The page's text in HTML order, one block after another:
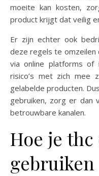
moeite kan kosten,
product krijgt dat veilig
Er zijn echter ook
deze regels te omzeilen
via online platforms of
risico’s met zich mee
gelabelde producten.
gebruiken, zorg er dan
betrouwbare kanalen.
Hoe je
gebruiken